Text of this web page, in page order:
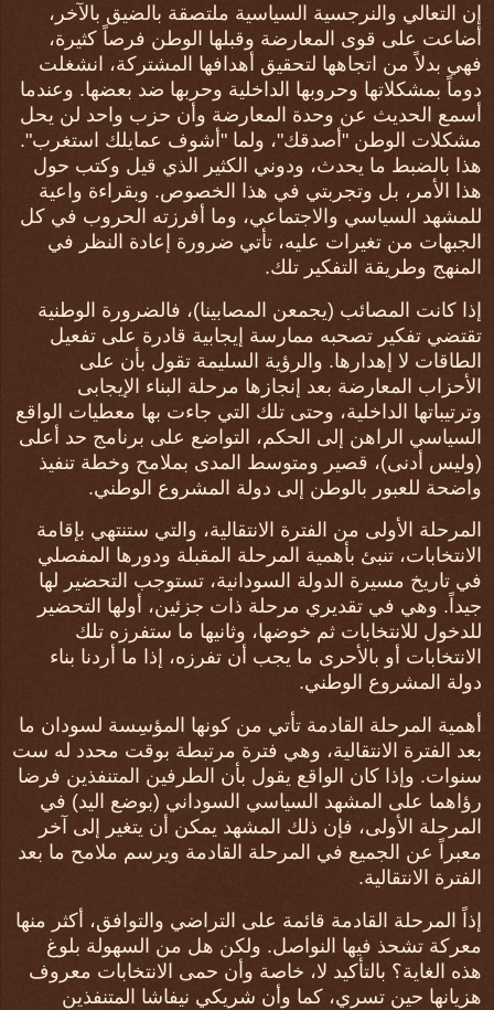
إن التعالي والنرجسية السياسية ملتصقة بالضيق بالآخر،
أضاعت على قوى المعارضة وقبلها الوطن فرصاً كثيرة،
فهي بدلاً من اتجاهها لتحقيق أهدافها المشتركة، انشغلت
دوماً بمشكلاتها وحروبها الداخلية وحربها ضد بعضها. وعندما
أسمع الحديث عن وحدة المعارضة وأن حزب واحد لن يحل
مشكلات الوطن "أصدقك"، ولما "أشوف عمايلك استغرب".
هذا بالضبط ما يحدث، ودوني الكثير الذي قيل وكتب حول
هذا الأمر، بل وتجربتي في هذا الخصوص. وبقراءة واعية
للمشهد السياسي والاجتماعي، وما أفرزته الحروب في كل
الجبهات من تغيرات عليه، تأتي ضرورة إعادة النظر في
المنهج وطريقة التفكير تلك.
إذا كانت المصائب (يجمعن المصابينا)، فالضرورة الوطنية
تقتضي تفكير تصحبه ممارسة إيجابية قادرة على تفعيل
الطاقات لا إهدارها. والرؤية السليمة تقول بأن على
الأحزاب المعارضة بعد إنجازها مرحلة البناء الإيجابى
وترتيباتها الداخلية، وحتى تلك التي جاءت بها معطيات الواقع
السياسي الراهن إلى الحكم، التواضع على برنامج حد أعلى
(وليس أدنى)، قصير ومتوسط المدى بملامح وخطة تنفيذ
واضحة للعبور بالوطن إلى دولة المشروع الوطني.
المرحلة الأولى من الفترة الانتقالية، والتي ستنتهي بإقامة
الانتخابات، تنبئ بأهمية المرحلة المقبلة ودورها المفصلي
في تاريخ مسيرة الدولة السودانية، تستوجب التحضير لها
جيداً. وهي في تقديري مرحلة ذات جزئين، أولها التحضير
للدخول للانتخابات ثم خوضها، وثانيها ما ستفرزه تلك
الانتخابات أو بالأحرى ما يجب أن تفرزه، إذا ما أردنا بناء
دولة المشروع الوطني.
أهمية المرحلة القادمة تأتي من كونها المؤسِسة لسودان ما
بعد الفترة الانتقالية، وهي فترة مرتبطة بوقت محدد له ست
سنوات. وإذا كان الواقع يقول بأن الطرفين المتنفذين فرضا
رؤاهما على المشهد السياسي السوداني (بوضع اليد) في
المرحلة الأولى، فإن ذلك المشهد يمكن أن يتغير إلى آخر
معبراً عن الجميع في المرحلة القادمة ويرسم ملامح ما بعد
الفترة الانتقالية.
إذاً المرحلة القادمة قائمة على التراضي والتوافق، أكثر منها
معركة تشحذ فيها النواصل. ولكن هل من السهولة بلوغ
هذه الغاية؟ بالتأكيد لا، خاصة وأن حمى الانتخابات معروف
هزيانها حين تسري، كما وأن شريكي نيفاشا المتنفذين